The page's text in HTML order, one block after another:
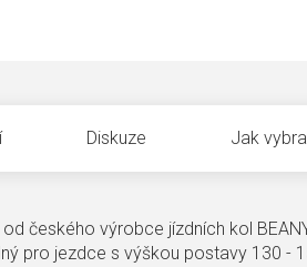
Diskuze Jak
českého výrobce jízdních kol
pro jezdce s výškou postavy 130 -